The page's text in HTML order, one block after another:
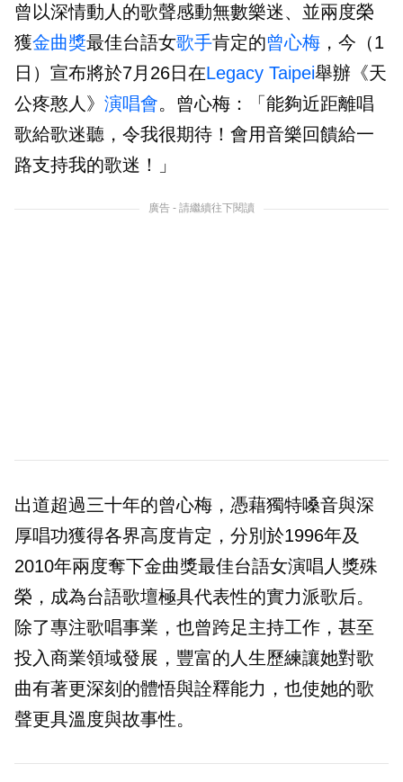
曾以深情動人的歌聲感動無數樂迷、並兩度榮
獲金曲獎最佳台語女歌手肯定的曾心梅 ，今（1
日）宣布將於7月26日在Legacy Taipei舉辦《天
公疼憨人》 演唱會。曾心梅：「能夠近距離唱
歌給歌迷聽，令我很期待！會用音樂回饋給一
路支持我的歌迷！」
廣告 - 請繼續往下閱讀
出道超過三十年的曾心梅，憑藉獨特嗓音與深
厚唱功獲得各界高度肯定，分別於1996年及
2010年兩度奪下金曲獎最佳台語女演唱人獎殊
榮，成為台語歌壇極具代表性的實力派歌后。
除了專注歌唱事業，也曾跨足主持工作，甚至
投入商業領域發展，豐富的人生歷練讓她對歌
曲有著更深刻的體悟與詮釋能力，也使她的歌
聲更具溫度與故事性。